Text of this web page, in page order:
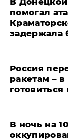
помогал
задержала
Россия
ракетам –
В ночь на